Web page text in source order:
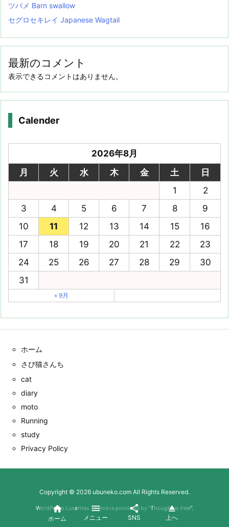
ツバメ Barn swallow
セグロセキレイ Japanese Wagtail
最新のコメント
表示できるコメントはありません。
Calender
2026年8月
月
火 水 木 金 土
日
1
2
3
4 5 6 7 8
9
10
11 12 13 14 15
16
17
18 19 20 21 22
23
24
25 26 27 28 29
30
31
« 9月
ホーム
さび猫さんち
cat
diary
moto
Running
study
Privacy Policy
Copyright © 2026 ubuneko.com All Rights Reserved.
WordPress Luxeritas Theme is provided by "Thought is free".

ホーム

メニュー

SNS

上へ